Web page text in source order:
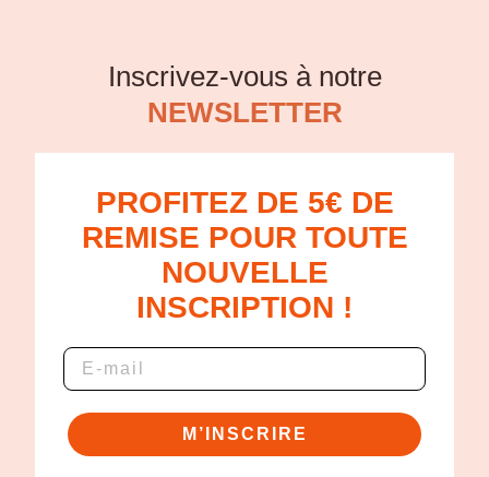
Inscrivez-vous à notre
NEWSLETTER
PROFITEZ DE 5€ DE
REMISE POUR TOUTE
NOUVELLE
INSCRIPTION !
M’INSCRIRE